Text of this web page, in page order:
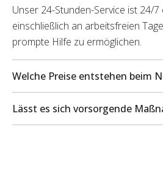
Unser 24-Stunden-Service ist 24/
einschließlich an arbeitsfreien
prompte Hilfe zu ermöglichen.
Welche Preise entstehen beim
Lässt es sich vorsorgende